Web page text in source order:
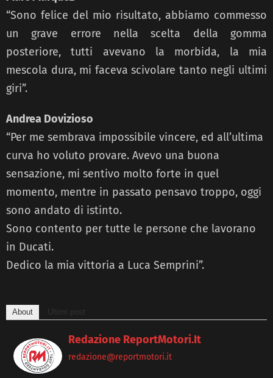
“Sono felice del mio risultato, abbiamo commesso
un grave errore nella scelta della gomma
posteriore, tutti avevano la morbida, la mia
mescola dura, mi faceva scivolare tanto negli ultimi
giri”.
Andrea Dovizioso
“Per me sembrava impossibile vincere, ed all’ultima
curva ho voluto provare. Avevo una buona
sensazione, mi sentivo molto forte in quel
momento, mentre in passato pensavo troppo, oggi
sono andato di istinto.
Sono contento per tutte le persone che lavorano
in Ducati.
Dedico la mia vittoria a Luca Semprini”.
About Ultimi post
Redazione ReportMotori.it
redazione@reportmotori.it